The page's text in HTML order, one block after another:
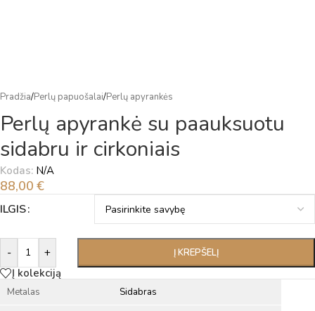
Pradžia/Perlų papuošalai/Perlų apyrankės
Perlų apyrankė su paauksuotu
sidabru ir cirkoniais
Kodas: N/A
88,00 €
ILGIS
- + Į KREPŠELĮ
Alternative:
Į kolekciją
Metalas Sidabras